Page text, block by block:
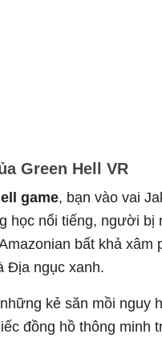
Green Hell VR
game, bạn vào vai
học nổi tiếng, người bị
bất khả xâm
Địa ngục xanh.
kẻ săn mồi nguy
đồng hồ thông minh